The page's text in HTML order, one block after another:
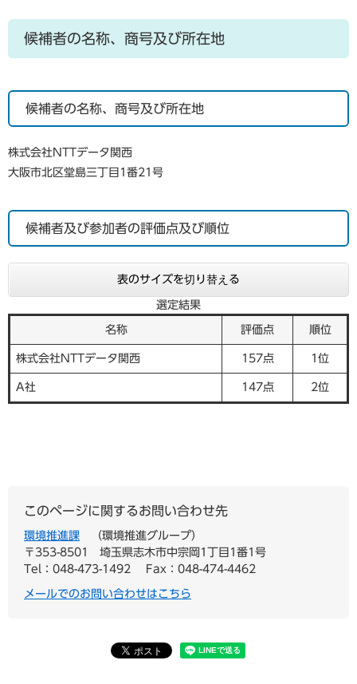
候補者の名称、商号及び所在地
候補者の名称、商号及び所在地
株式会社NTTデータ関西
大阪市北区堂島三丁目1番21号
候補者及び参加者の評価点及び順位
表のサイズを切り替える
選定結果
名称 評価点 順位
株式会社NTTデータ関西 157点 1位
A社 147点 2位
このページに関するお問い合わせ先
環境推進課
環境推進グループ
〒353-8501
埼玉県志木市中宗岡1丁目1番1号
Tel：048-473-1492
Fax：048-474-4462
メールでのお問い合わせはこちら